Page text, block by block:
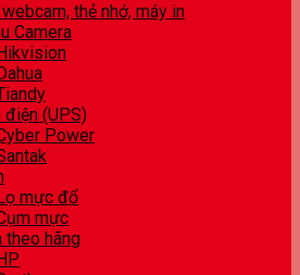
thẻ nhớ, máy in
Camera
điện (UPS)
Power
mực đổ
mực
theo hãng